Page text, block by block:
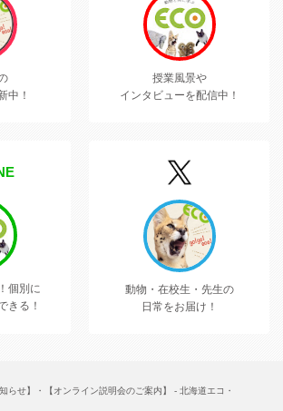
中！
授業風景や
インタビューを配信中！
個別に
きる！
動物・在校生・先生の
日常をお届け！
らせ】・【オンライン説明会のご案内】 - 北海道エコ・